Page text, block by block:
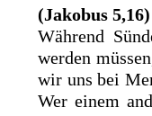
(Jakobus 5,16)
Während
werden
wir uns bei
Wer einem